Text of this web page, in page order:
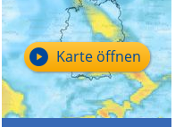
Karte öffnen